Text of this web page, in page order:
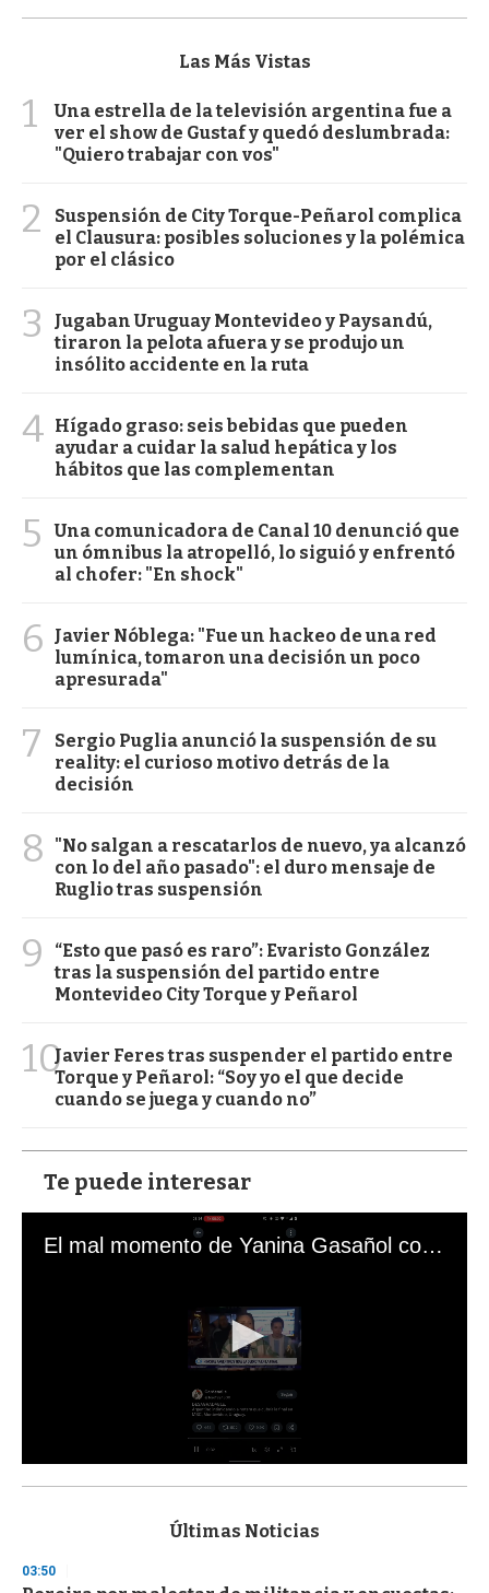
Las Más Vistas
1
Una estrella de la televisión argentina fue a
ver el show de Gustaf y quedó deslumbrada:
"Quiero trabajar con vos"
2
Suspensión de City Torque-Peñarol complica
el Clausura: posibles soluciones y la polémica
por el clásico
3
Jugaban Uruguay Montevideo y Paysandú,
tiraron la pelota afuera y se produjo un
insólito accidente en la ruta
4 Hígado graso: seis bebidas que pueden
ayudar a cuidar la salud hepática y los
hábitos que las complementan
5
Una comunicadora de Canal 10 denunció que
un ómnibus la atropelló, lo siguió y enfrentó
al chofer: "En shock"
6
Javier Nóblega: "Fue un hackeo de una red
lumínica, tomaron una decisión un poco
apresurada"
7
Sergio Puglia anunció la suspensión de su
reality: el curioso motivo detrás de la
decisión
8
"No salgan a rescatarlos de nuevo, ya alcanzó
con lo del año pasado": el duro mensaje de
Ruglio tras suspensión
9
“Esto que pasó es raro”: Evaristo González
tras la suspensión del partido entre
Montevideo City Torque y Peñarol
10Javier Feres tras suspender el partido entre
Torque y Peñarol: “Soy yo el que decide
cuando se juega y cuando no”
Te puede interesar
El mal momento de Yanina Gasañol con un hincha argentino en "Subrayado"
s
d
Últimas Noticias
03:50